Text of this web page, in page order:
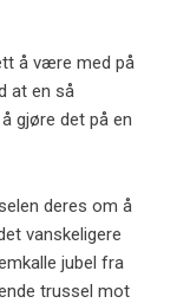
å være med på
at en så
gjøre det på en
deres om å
vanskeligere
jubel fra
trussel mot